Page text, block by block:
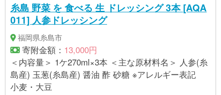
糸島 野菜 を 食べる 生 ドレッシング 3本 [AQA
011] 人参ドレッシング
福岡県糸島市
寄附金額： 13,000円
＜内容量＞ 1ケ270ml×3本 ＜主な原材料名＞ 人参(糸
島産) 玉葱(糸島産) 醤油 酢 砂糖 ※アレルギー表記
小麦・大豆